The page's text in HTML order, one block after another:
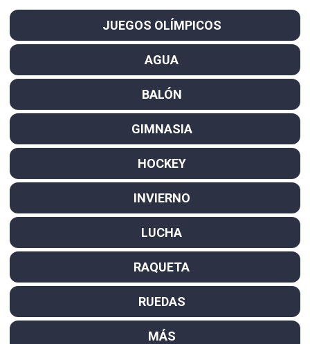
JUEGOS OLÍMPICOS
AGUA
BALÓN
GIMNASIA
HOCKEY
INVIERNO
LUCHA
RAQUETA
RUEDAS
MÁS